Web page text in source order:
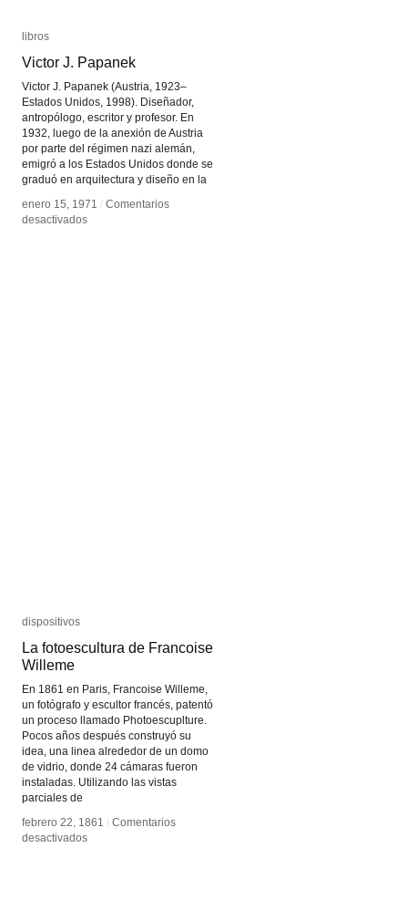
libros
Victor J. Papanek
Victor J. Papanek (Austria, 1923–
Estados Unidos, 1998). Diseñador,
antropólogo, escritor y profesor. En
1932, luego de la anexión de Austria
por parte del régimen nazi alemán,
emigró a los Estados Unidos donde se
graduó en arquitectura y diseño en la
enero 15, 1971 / Comentarios
desactivadosen
libros
Victor J. Papanek
enero 15, 1971 / Comentarios
desactivadosen
dispositivos
La fotoescultura de Francoise
Willeme
En 1861 en Paris, Francoise Willeme,
un fotógrafo y escultor francés, patentó
un proceso llamado Photoescuplture.
Pocos años después construyó su
idea, una linea alrededor de un domo
de vidrio, donde 24 cámaras fueron
instaladas. Utilizando las vistas
parciales de
febrero 22, 1861 / Comentarios
desactivadosen
dispositivos
La fotoescultura de Francoise
Willeme
febrero 22, 1861 / Comentarios
desactivadosen